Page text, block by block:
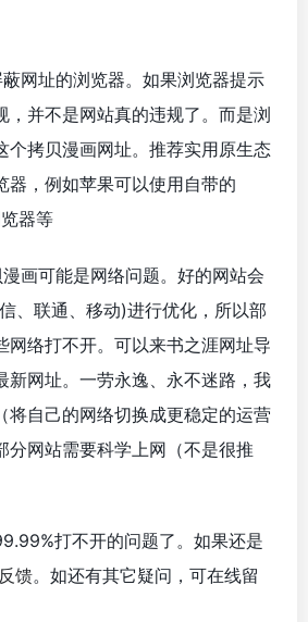
网址的浏览器。如果浏览器提示
，并不是网站真的违规了。而是浏
个拷贝漫画网址。推荐实用原生态
器，例如苹果可以使用自带的
器等
画可能是网络问题。好的网站会
、联通、移动)进行优化，所以部
网络打不开。可以来书之涯网址导
新网址。一劳永逸、永不迷路，我
将自己的网络切换成更稳定的运营
分网站需要科学上网（不是很推
打不开的问题了。如果还是
馈。如还有其它疑问，可在线留